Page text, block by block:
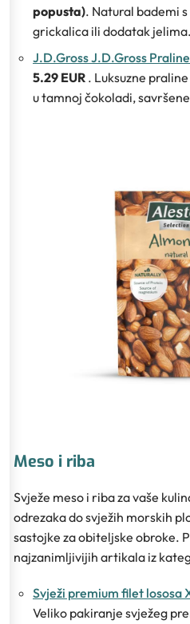
popusta). Natural bademi
grickalica ili dodatak jelima.
J.D.Gross J.D.Gross
5.29 EUR . Luksuzne
u tamnoj čokoladi,
Meso i riba
Svježe meso i riba za vaše
odrezaka do svježih morskih
sastojke za obiteljske obroke.
najzanimljivijih artikala iz
Svježi premium filet lososa
Veliko pakiranje svježeg